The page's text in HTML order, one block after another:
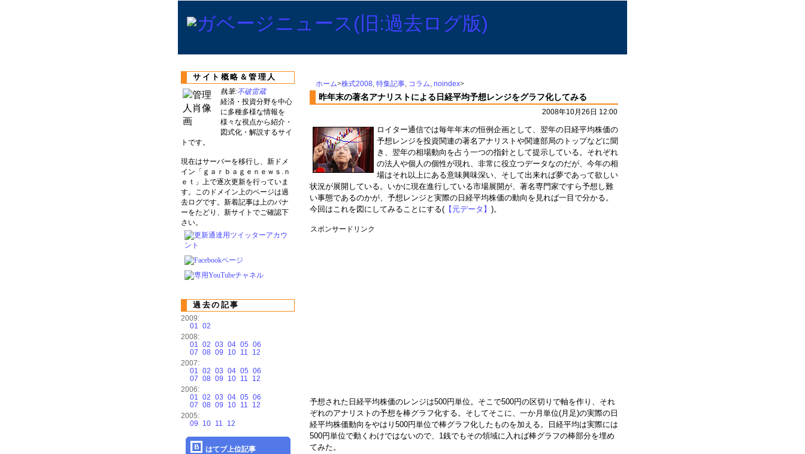
ホーム>株式2008, 特集記事, コラム, noindex>
昨年末の著名アナリストによる日経平均予想レンジをグラフ化してみる
2008年10月26日 12:00
ロイター通信では毎年年末の恒例企画として、翌年の日経平均株価の
予想レンジを投資関連の著名アナリストや関連部局のトップなどに聞
き、翌年の相場動向を占う一つの指針として提示している。それぞれ
の法人や個人の個性が現れ、非常に役立つデータなのだが、今年の相
場はそれ以上にある意味興味深い、そして出来れば夢であって欲しい
状況が展開している。いかに現在進行している市場展開が、著名専門家ですら予想し難
い事態であるのかが、予想レンジと実際の日経平均株価の動向を見れば一目で分かる。
今回はこれを図にしてみることにする( 【元データ】 )。
スポンサードリンク
予想された日経平均株価のレンジは500円単位。そこで500円の区切りで軸を作り、それ
ぞれのアナリストの予想を棒グラフ化する。そしてそこに、一か月単位(月足)の実際の日
経平均株価動向をやはり500円単位で棒グラフ化したものを加える。日経平均は実際には
500円単位で動くわけではないので、1銭でもその領域に入れば棒グラフの棒部分を埋め
てみた。
サイト概略＆管理人
執筆:不破雷蔵
経済・投資分野を中心
に多種多様な情報を
様々な視点から紹介・
図式化・解説するサイ
トです。
現在はサーバーを移行し、新ドメ
イン「ｇａｒｂａｇｅｎｅｗｓ.ｎ
ｅｔ」上で逐次更新を行っていま
す。このドメイン上のページは過
去ログです。新着記事は上のバナ
ーをたどり、新サイトでご確認下
さい。
過去の記事
2009:
01 02
2008:
01 02 03 04 05 06
07 08 09 10 11
12
2007:
01 02 03 04 05 06
07 08 09 10 11
12
2006:
01 02 03 04 05 06
07 08 09 10 11
12
2005:
09
10 11 12
はてブ上位記事